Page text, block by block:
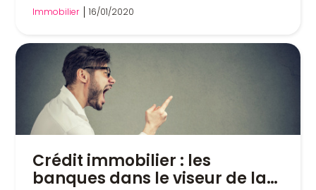
Immobilier 16/01/2020
Crédit immobilier : les
banques dans le viseur de la